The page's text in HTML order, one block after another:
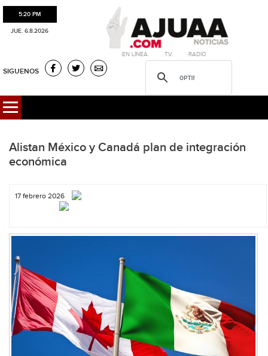
5:20 PM
JUE. 6.8.2026
·EN LÍNEA. ·T.V. ·RADIO
SIGUENOS
Alistan México y Canadá plan de integración
económica
17 febrero 2026